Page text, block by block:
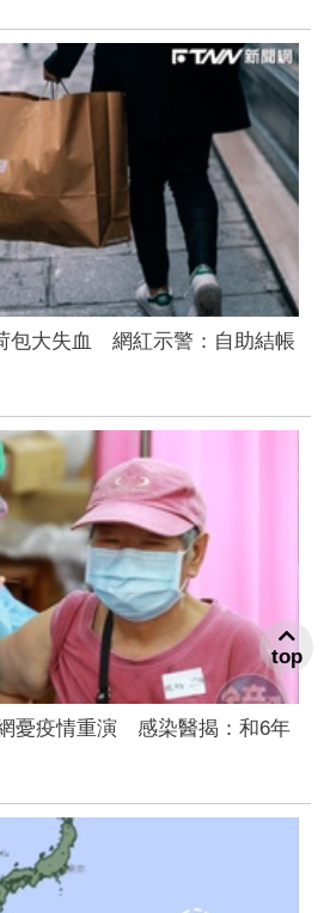
包大失血 網紅示警：自助結帳
憂疫情重演 感染醫揭：和6年
top